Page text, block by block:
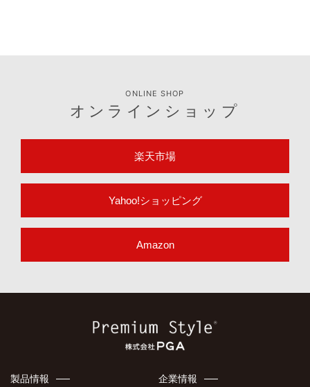
ONLINE SHOP
オンラインショップ
楽天市場
Yahoo!ショッピング
Amazon
製品情報 企業情報